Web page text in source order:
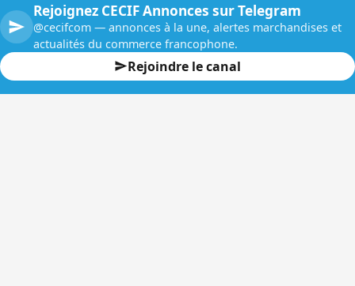
Rejoignez CECIF Annonces sur Telegram
@cecifcom — annonces à la une, alertes marchandises et
actualités du commerce francophone.
Rejoindre le canal